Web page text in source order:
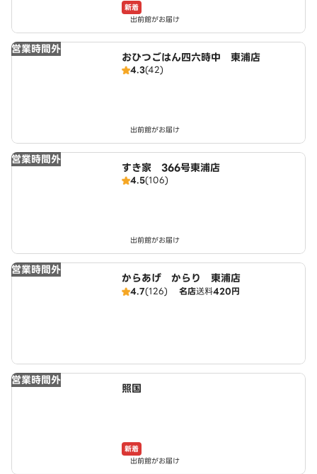
新着
出前館がお届け
営業時間外
おひつごはん四六時中 東浦店
4.3(42)
出前館がお届け
営業時間外
すき家 366号東浦店
4.5(106)
出前館がお届け
営業時間外
からあげ からり 東浦店
4.7(126) 名店送料420円
営業時間外
照国
新着
出前館がお届け